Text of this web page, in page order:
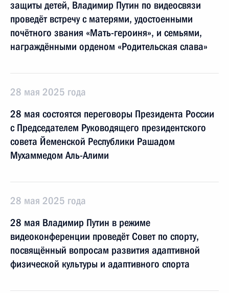
защиты детей, Владимир Путин по видеосвязи
проведёт встречу с матерями, удостоенными
почётного звания «Мать-героиня», и семьями,
награждёнными орденом «Родительская слава»
28 мая 2025 года
28 мая состоятся переговоры Президента России
с Председателем Руководящего президентского
совета Йеменской Республики Рашадом
Мухаммедом Аль-Алими
28 мая 2025 года
28 мая Владимир Путин в режиме
видеоконференции проведёт Совет по спорту,
посвящённый вопросам развития адаптивной
физической культуры и адаптивного спорта